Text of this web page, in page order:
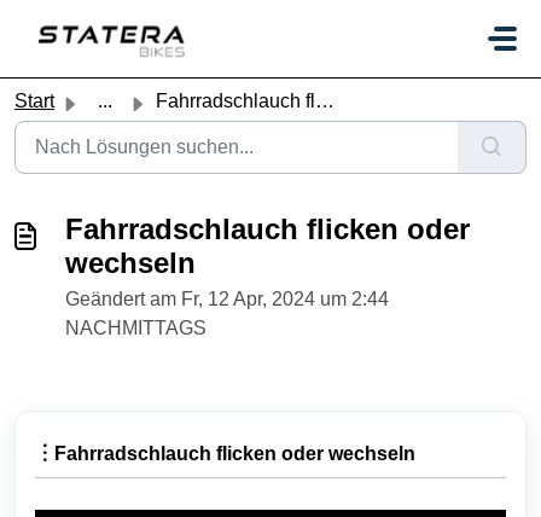
Start ... Fahrradschlauch flicken oder wechseln
Fahrradschlauch flicken oder
wechseln
Geändert am Fr, 12 Apr, 2024 um 2:44
NACHMITTAGS
︙Fahrradschlauch flicken oder wechseln